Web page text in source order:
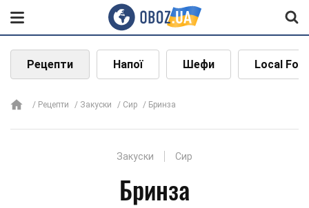
Рецепти Напої Шефи Local
Рецепти Закуски Сир Бринза
Закуски Сир
Бринза